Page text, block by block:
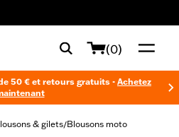
(0)
50 € et retours gratuits - Achetez
& gilets/Blousons moto